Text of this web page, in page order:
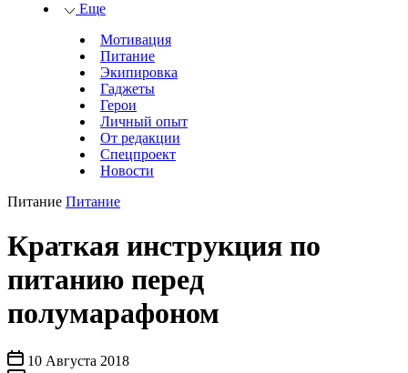
Еще
Мотивация
Питание
Экипировка
Гаджеты
Герои
Личный опыт
От редакции
Спецпроект
Новости
Питание Питание
Краткая инструкция по
питанию перед
полумарафоном
10 Августа 2018